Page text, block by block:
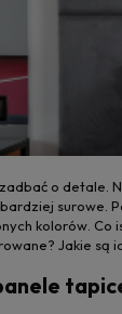
o detale.
surowe.
kolorów. Co
Jakie są